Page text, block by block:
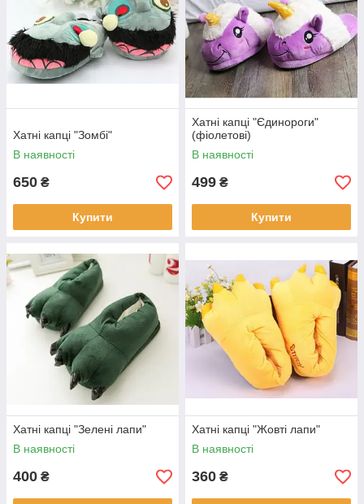
Хатні капці "Зомбі"
В наявності
650 ₴
Купити
Хатні капці "Єдинороги"
(фіолетові)
В наявності
499 ₴
Купити
Хатні капці "Зелені лапи"
В наявності
400 ₴
Хатні капці "Жовті лапи"
В наявності
360 ₴